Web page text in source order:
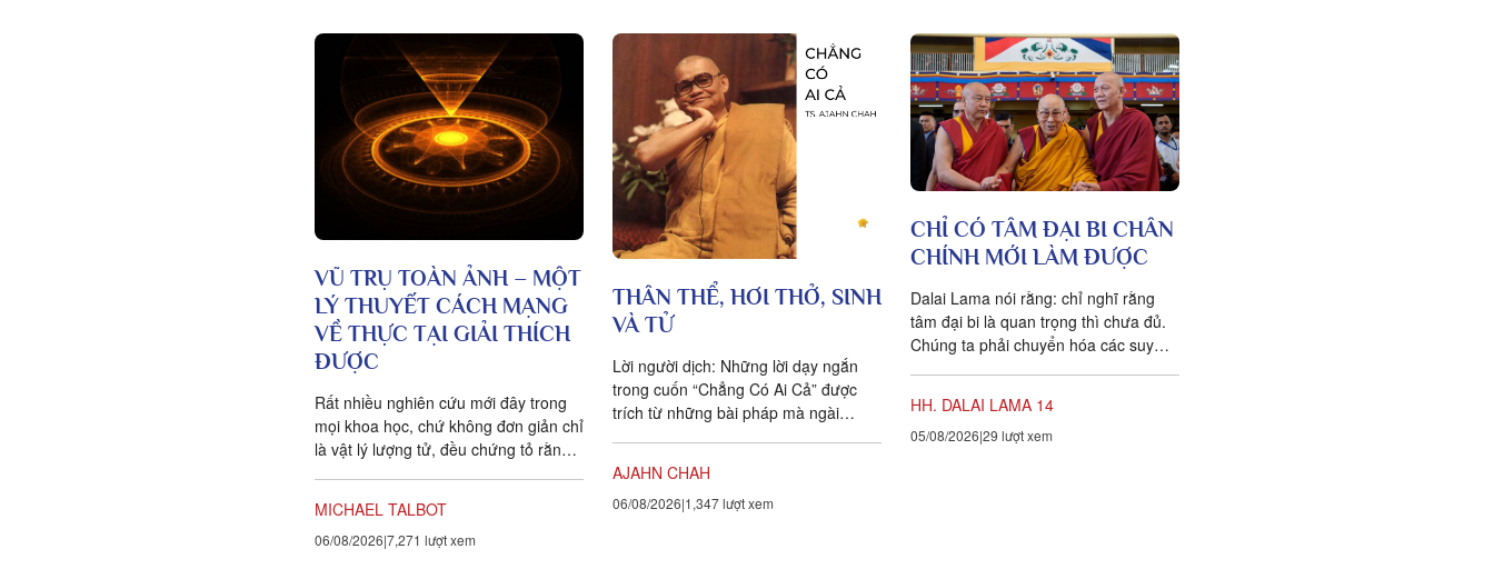
VŨ TRỤ TOÀN ẢNH – MỘT
LÝ THUYẾT CÁCH MẠNG
VỀ THỰC TẠI GIẢI THÍCH
ĐƯỢC
Rất nhiều nghiên cứu mới đây trong
mọi khoa học, chứ không đơn giản chỉ
là vật lý lượng tử, đều chứng tỏ rằng
khoa học đang xuất hiện cung cấp
bằng chứng cho thấy toàn bộ vật chất
MICHAEL TALBOT
06/08/2026 7,271 lượt xem
THÂN THỂ, HƠI THỞ, SINH
VÀ TỬ
Lời người dịch: Những lời dạy ngắn
trong cuốn “Chẳng Có Ai Cả” được
trích từ những bài pháp mà ngài
AJAHN CHAH
06/08/2026 1,347 lượt xem
CHỈ CÓ TÂM ĐẠI BI CHÂN
CHÍNH MỚI LÀM ĐƯỢC
Dalai Lama nói rằng: chỉ nghĩ rằng
tâm đại bi là quan trọng thì chưa đủ.
Chúng ta phải chuyển hóa các suy
HH. DALAI LAMA 14
05/08/2026 29 lượt xem